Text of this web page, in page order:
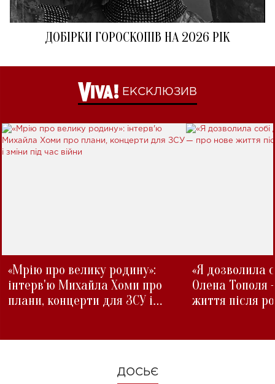
ДОБІРКИ ГОРОСКОПІВ НА 2026 РІК
ЕКСКЛЮЗИВ
«Мрію про велику родину»:
інтерв'ю Михайла Хоми про
плани, концерти для ЗСУ і
«Я дозволила
Олена Тополя
життя після
ДОСЬЄ